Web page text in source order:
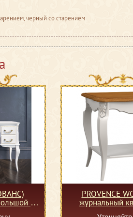
черный со старением
с
PROVENCE
журнальный